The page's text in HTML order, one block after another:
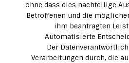
ohne dass dies nachteilige
Betroffenen und die
ihm beantragten
Automatisierte
Der
Verarbeitungen durch, die